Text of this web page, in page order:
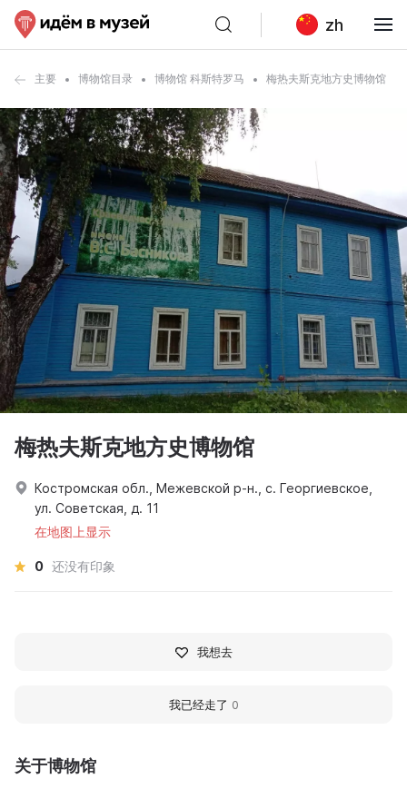
zh
主要 博物馆目录 博物馆 科斯特罗马 梅热夫斯克地方史博物馆
关于博物馆
梅热夫斯克地方史博物馆
Костромская обл., Межевской р-н., с. Георгиевское,
ул. Советская, д. 11
在地图上显示
0 还没有印象
我想去
我已经走了 0